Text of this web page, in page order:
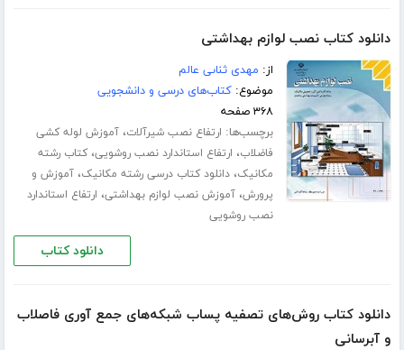
دانلود کتاب نصب لوازم بهداشتی
از: مهدى ثناىى عالم
موضوع:کتاب‌های درسی و دانشجویی
۳۶۸ صفحه
برچسب‌ها: ارتفاع نصب شیرآلات،آموزش لوله کشی
فاضلاب، ارتفاع استاندارد نصب روشویی،کتاب رشته
مکانیک،دانلود کتاب درسی رشته مکانیک،آموزش و
پرورش،آموزش نصب لوازم بهداشتی، ارتفاع استاندارد
نصب روشویی
دانلود کتاب
دانلود کتاب روش‌های تصفیه پساب شبکه‌های جمع آوری فاصلاب
و آبرسانی